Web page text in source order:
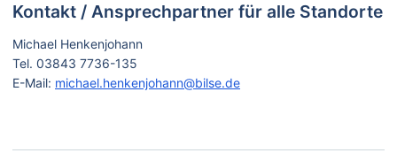
Kontakt / Ansprechpartner für alle Standorte
Michael Henkenjohann
Tel. 03843 7736-135
E-Mail: michael.henkenjohann@bilse.de